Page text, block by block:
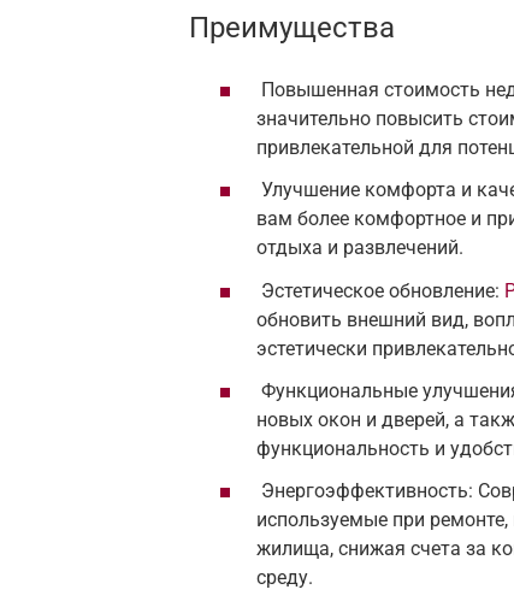
Преимущества
Повышенная стоимость
значительно повысить
привлекательной для
Улучшение комфорта и
вам более комфортное и
отдыха и развлечений.
Эстетическое обновление:
обновить внешний вид,
эстетически
Функциональные
новых окон и дверей, а
функциональность и
Энергоэффективность:
используемые при
жилища, снижая счета за
среду.